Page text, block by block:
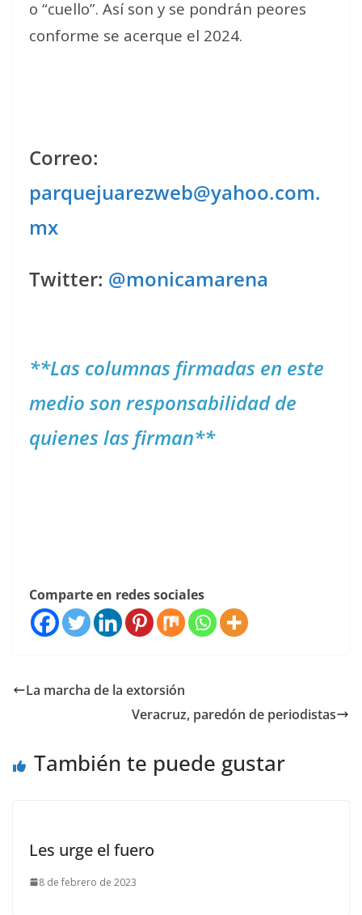
o “cuello”. Así son y se pondrán peores
conforme se acerque el 2024.
Correo:
parquejuarezweb@yahoo.com.
mx
Twitter: @monicamarena
**Las columnas firmadas en este
medio son responsabilidad de
quienes las firman**
Comparte en redes sociales
La marcha de la extorsión
Veracruz, paredón de periodistas
También te puede gustar
Les urge el fuero
8 de febrero de 2023